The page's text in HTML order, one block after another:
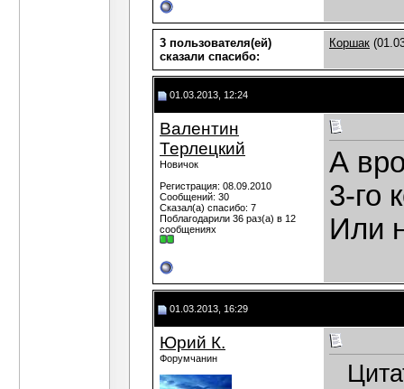
3 пользователя(ей)
сказали cпасибо:
Коршак
01.03.2013, 12:24
Валентин
Терлецкий
Новичок
Регистрация: 08.09.2010
Сообщений: 30
Сказал(а) спасибо: 7
Поблагодарили 36 раз(а) в 12
сообщениях
А
3-го
Или
01.03.2013, 16:29
Юрий К.
Форумчанин